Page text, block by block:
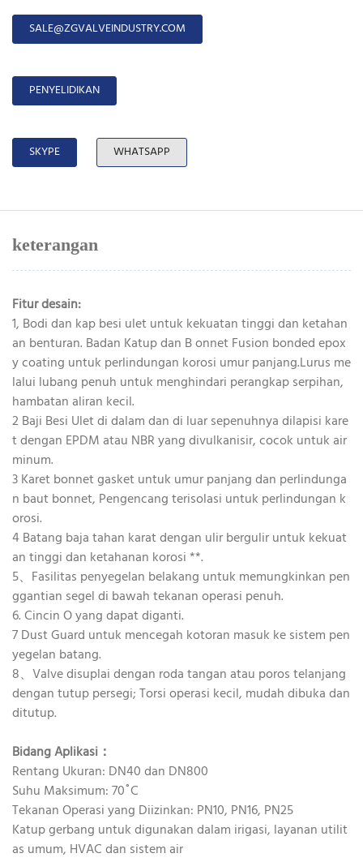
SALE@ZGVALVEINDUSTRY.COM
PENYELIDIKAN
SKYPE WHATSAPP
keterangan
Fitur desain:
1, Bodi dan kap besi ulet untuk kekuatan tinggi dan ketahan
an benturan. Badan Katup dan B onnet Fusion bonded epox
y coating untuk perlindungan korosi umur panjang.Lurus me
lalui lubang penuh untuk menghindari perangkap serpihan,
hambatan aliran kecil.
2 Baji Besi Ulet di dalam dan di luar sepenuhnya dilapisi kare
t dengan EPDM atau NBR yang divulkanisir, cocok untuk air
minum.
3 Karet bonnet gasket untuk umur panjang dan perlindunga
n baut bonnet, Pengencang terisolasi untuk perlindungan k
orosi.
4 Batang baja tahan karat dengan ulir bergulir untuk kekuat
an tinggi dan ketahanan korosi **.
5、Fasilitas penyegelan belakang untuk memungkinkan pen
ggantian segel di bawah tekanan operasi penuh.
6. Cincin O yang dapat diganti.
7 Dust Guard untuk mencegah kotoran masuk ke sistem pen
yegelan batang.
8、Valve disuplai dengan roda tangan atau poros telanjang
dengan tutup persegi; Torsi operasi kecil, mudah dibuka dan
ditutup.
Bidang Aplikasi：
Rentang Ukuran: DN40 dan DN800
Suhu Maksimum: 70˚C
Tekanan Operasi yang Diizinkan: PN10, PN16, PN25
Katup gerbang untuk digunakan dalam irigasi, layanan utilit
as umum, HVAC dan sistem air